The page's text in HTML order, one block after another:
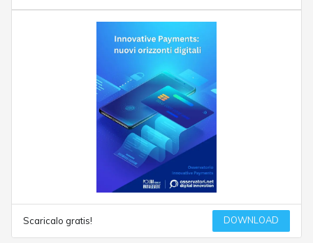
Scaricalo gratis! DOWNLOAD